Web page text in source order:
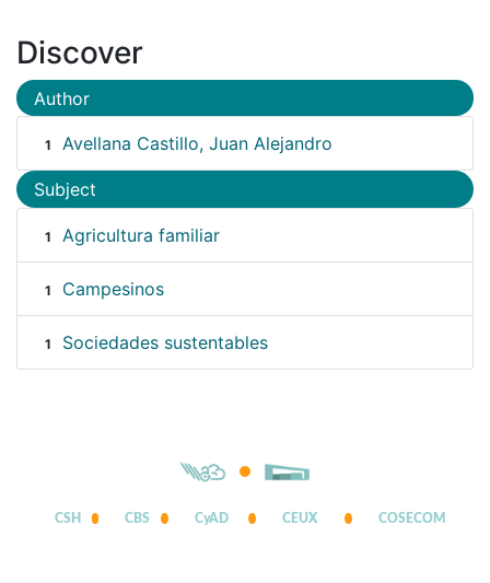
Discover
Author
1 Avellana Castillo, Juan Alejandro
Subject
1 Agricultura familiar
1 Campesinos
1 Sociedades sustentables
CSH CBS CyAD CEUX COSECOM